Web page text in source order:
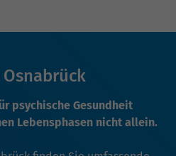
psychische Gesundheit
Lebensphasen nicht allein.